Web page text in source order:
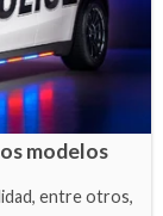
modelos
entre otros,